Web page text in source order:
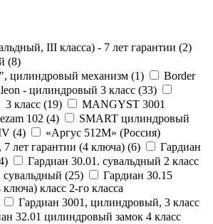
III класса) - 7 лет гарантии (2)
(8)
цилиндровый механизм (1)
Border
- цилиндровый 3 класс (33)
3 класс (19)
MANGYST 3001
102 (4)
SMART цилиндровый
(4)
«Аргус 512М» (Россия)
7 лет гарантии (4 ключа) (6)
Гардиан
)
Гардиан 30.01. сувальдный 2 класс
сувальдный (25)
Гардиан 30.15
класс 2-го класса
Гардиан 3001, цилиндровый, 3 класс
32.01 цилиндровый замок 4 класс